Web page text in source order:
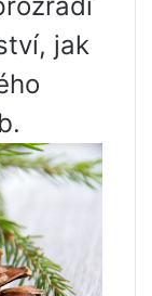
jak